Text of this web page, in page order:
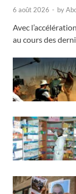
6 août 2026 - by
Avec
au cours des